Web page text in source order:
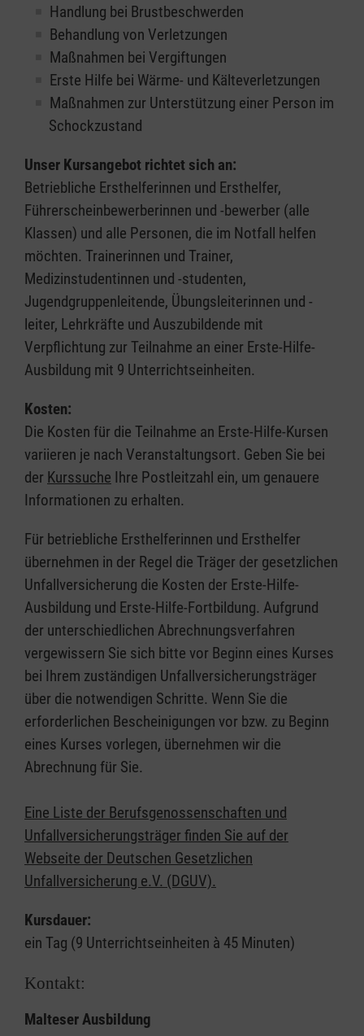
Handlung bei Brustbeschwerden
Behandlung von Verletzungen
Maßnahmen bei Vergiftungen
Erste Hilfe bei Wärme- und Kälteverletzungen
Maßnahmen zur Unterstützung einer Person im
Schockzustand
Unser Kursangebot richtet sich an:
Betriebliche Ersthelferinnen und Ersthelfer,
Führerscheinbewerberinnen und -bewerber (alle
Klassen) und alle Personen, die im Notfall helfen
möchten. Trainerinnen und Trainer,
Medizinstudentinnen und -studenten,
Jugendgruppenleitende, Übungsleiterinnen und -
leiter, Lehrkräfte und Auszubildende mit
Verpflichtung zur Teilnahme an einer Erste-Hilfe-
Ausbildung mit 9 Unterrichtseinheiten.
Kosten:
Die Kosten für die Teilnahme an Erste-Hilfe-Kursen
variieren je nach Veranstaltungsort. Geben Sie bei
der Kurssuche Ihre Postleitzahl ein, um genauere
Informationen zu erhalten.
Für betriebliche Ersthelferinnen und Ersthelfer
übernehmen in der Regel die Träger der gesetzlichen
Unfallversicherung die Kosten der Erste-Hilfe-
Ausbildung und Erste-Hilfe-Fortbildung. Aufgrund
der unterschiedlichen Abrechnungsverfahren
vergewissern Sie sich bitte vor Beginn eines Kurses
bei Ihrem zuständigen Unfallversicherungsträger
über die notwendigen Schritte. Wenn Sie die
erforderlichen Bescheinigungen vor bzw. zu Beginn
eines Kurses vorlegen, übernehmen wir die
Abrechnung für Sie.
Eine Liste der Berufsgenossenschaften und
Unfallversicherungsträger finden Sie auf der
Webseite der Deutschen Gesetzlichen
Unfallversicherung e.V. (DGUV).
Kursdauer:
ein Tag (9 Unterrichtseinheiten à 45 Minuten)
Kontakt:
Malteser Ausbildung